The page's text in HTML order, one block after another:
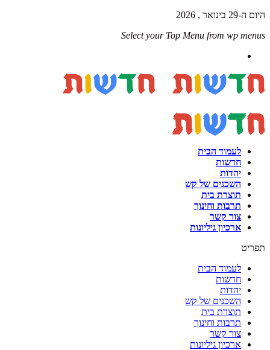
היום ה-29 בינואר , 2026
Select your Top Menu from wp menus
לעמוד הבית
חדשות
יהדות
השכנים של קש
תוצרת בית
תרבות וחינוך
צור קשר
ארכיון גיליונות
תפריט
לעמוד הבית
חדשות
יהדות
השכנים של קש
תוצרת בית
תרבות וחינוך
צור קשר
ארכיון גיליונות